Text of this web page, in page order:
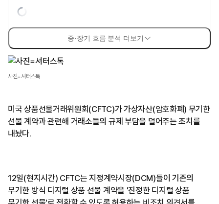
중·장기 흐름 분석 더보기
사진=셔터스톡
미국 상품선물거래위원회(CFTC)가 가상자산(암호화폐) 무기한
선물 계약과 관련해 거래소들의 규제 부담을 덜어주는 조치를
내놨다.
12일(현지시간) CFTC는 지정계약시장(DCM)들이 기존의
무기한 방식 디지털 상품 선물 계약을 '진정한 디지털 상품